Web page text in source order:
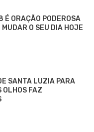
É ORAÇÃO PODEROSA
MUDAR O SEU DIA HOJE
SANTA LUZIA PARA
OLHOS FAZ